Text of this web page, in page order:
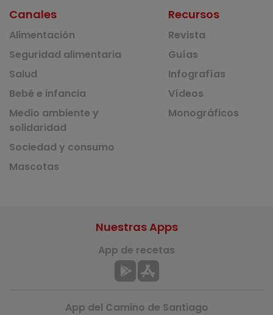
Canales
Alimentación
Seguridad alimentaria
Salud
Bebé e infancia
Medio ambiente y
solidaridad
Sociedad y consumo
Mascotas
Recursos
Revista
Guías
Infografías
Vídeos
Monográficos
Nuestras Apps
App de recetas
App del Camino de Santiago